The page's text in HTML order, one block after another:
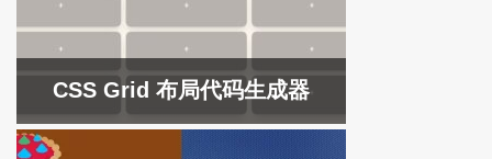
CSS Grid 布局代码生成器